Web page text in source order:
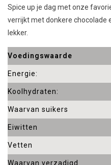
Spice up je dag met onze
verrijkt met donkere chocolade
lekker.
Voedingswaarde
Energie:
Koolhydraten:
Waarvan suikers
Eiwitten
Vetten
Waarvan verzadigd